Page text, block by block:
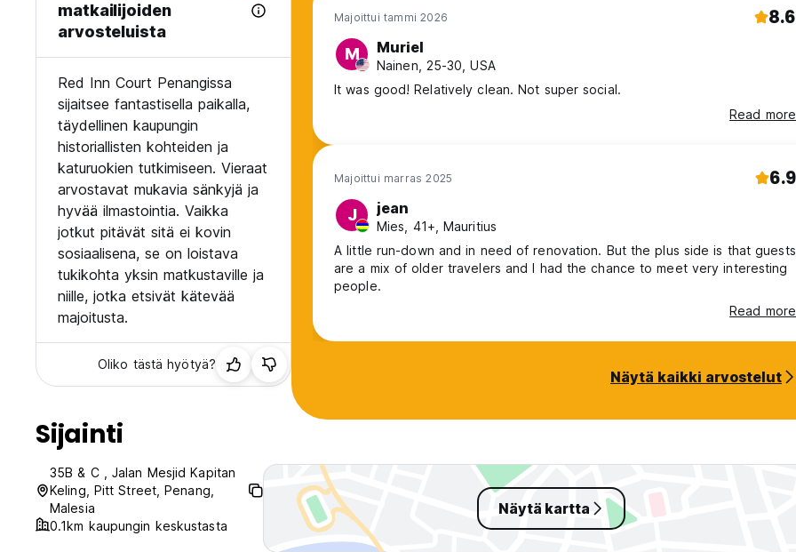
matkailijoiden
arvosteluista
Red Inn Court Penangissa
sijaitsee fantastisella paikalla,
täydellinen kaupungin
historiallisten kohteiden ja
katuruokien tutkimiseen. Vieraat
arvostavat mukavia sänkyjä ja
hyvää ilmastointia. Vaikka
jotkut pitävät sitä ei kovin
sosiaalisena, se on loistava
tukikohta yksin matkustaville ja
niille, jotka etsivät kätevää
majoitusta.
Oliko tästä hyötyä?
Majoittui tammi 2026 8.6
M Muriel
Nainen, 25-30, USA
It was good! Relatively clean. Not super social.
Read more
Majoittui marras 2025 6.9
J jean
Mies, 41+, Mauritius
A little run-down and in need of renovation. But the plus side is that guests
are a mix of older travelers and I had the chance to meet very interesting
people.
Read more
Näytä kaikki arvostelut
Sijainti
35B & C , Jalan Mesjid Kapitan
Keling, Pitt Street, Penang,
Malesia
0.1km kaupungin keskustasta
Näytä kartta